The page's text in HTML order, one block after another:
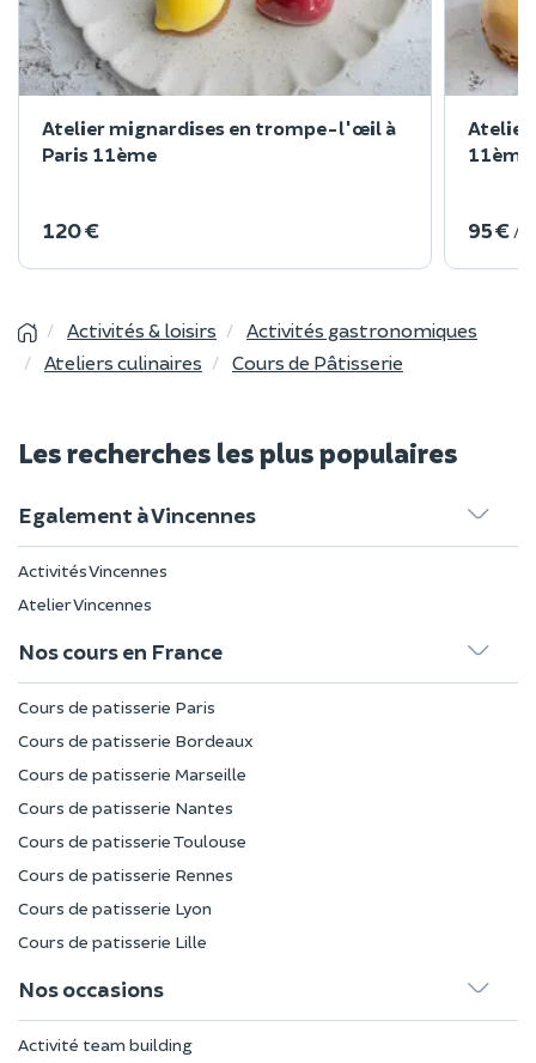
Atelier mignardises en trompe-l'œil à
Paris 11ème
120 €
Atelier
11ème
95 € /
Activités & loisirs
Activités gastronomiques
Ateliers culinaires
Cours de Pâtisserie
Les recherches les plus populaires
Egalement à Vincennes
Activités Vincennes
Atelier Vincennes
Nos cours en France
Cours de patisserie Paris
Cours de patisserie Bordeaux
Cours de patisserie Marseille
Cours de patisserie Nantes
Cours de patisserie Toulouse
Cours de patisserie Rennes
Cours de patisserie Lyon
Cours de patisserie Lille
Nos occasions
Activité team building